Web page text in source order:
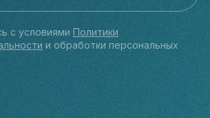
с условиями Политики
и обработки персональных